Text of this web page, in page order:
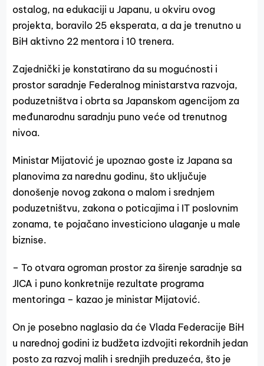
ostalog, na edukaciji u Japanu, u okviru ovog
projekta, boravilo 25 eksperata, a da je trenutno u
BiH aktivno 22 mentora i 10 trenera.
Zajednički je konstatirano da su mogućnosti i
prostor saradnje Federalnog ministarstva razvoja,
poduzetništva i obrta sa Japanskom agencijom za
međunarodnu saradnju puno veće od trenutnog
nivoa.
Ministar Mijatović je upoznao goste iz Japana sa
planovima za narednu godinu, što uključuje
donošenje novog zakona o malom i srednjem
poduzetništvu, zakona o poticajima i IT poslovnim
zonama, te pojačano investiciono ulaganje u male
biznise.
– To otvara ogroman prostor za širenje saradnje sa
JICA i puno konkretnije rezultate programa
mentoringa – kazao je ministar Mijatović.
On je posebno naglasio da će Vlada Federacije BiH
u narednoj godini iz budžeta izdvojiti rekordnih jedan
posto za razvoj malih i srednjih preduzeća, što je